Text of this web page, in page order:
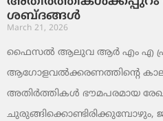
ശബ്ദങ്ങൾ
March 21, 2026
ഫൈസൽ ആലുവ ആർ എം എ
ആഗോളവൽക്കരണത്തിന്റെ
അതിർത്തികൾ ഭൗമപരമായ
ചുരുങ്ങിക്കൊണ്ടിരിക്കുമ്പോഴും,